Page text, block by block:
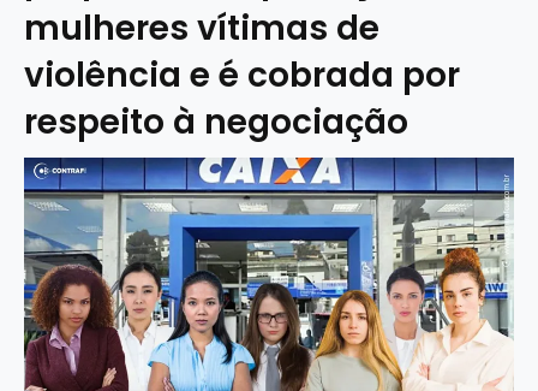
mulheres vítimas de
violência e é cobrada por
respeito à negociação